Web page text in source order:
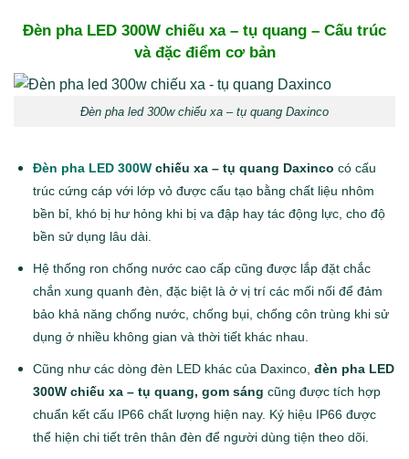
Đèn pha LED 300W chiếu xa – tụ quang – Cấu trúc
và đặc điểm cơ bản
Đèn pha led 300w chiếu xa – tụ quang Daxinco
Đèn pha LED 300Wchiếu xa – tụ quang Daxinco có cấu
trúc cứng cáp với lớp vỏ được cấu tạo bằng chất liệu nhôm
bền bỉ, khó bị hư hỏng khi bị va đập hay tác động lực, cho độ
bền sử dụng lâu dài.
Hệ thống ron chống nước cao cấp cũng được lắp đặt chắc
chắn xung quanh đèn, đặc biệt là ở vị trí các mối nối để đảm
bảo khả năng chống nước, chống bụi, chống côn trùng khi sử
dụng ở nhiều không gian và thời tiết khác nhau.
Cũng như các dòng đèn LED khác của Daxinco, đèn pha LED
300W chiếu xa – tụ quang, gom sáng cũng được tích hợp
chuẩn kết cấu IP66 chất lượng hiện nay. Ký hiệu IP66 được
thể hiện chi tiết trên thân đèn để người dùng tiện theo dõi.